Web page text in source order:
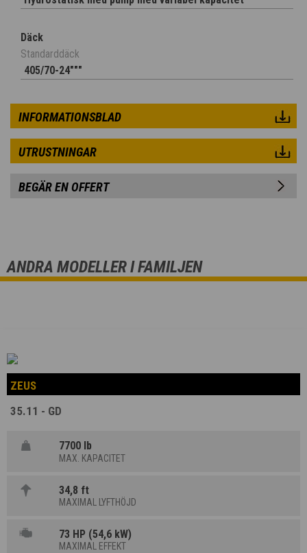
Däck
Standarddäck
405/70-24"""
INFORMATIONSBLAD
UTRUSTNINGAR
BEGÄR EN OFFERT
ANDRA MODELLER I FAMILJEN
ZEUS
35.11 - GD
7700 lb
MAX. KAPACITET
34,8 ft
MAXIMAL LYFTHÖJD
73 HP (54,6 kW)
MAXIMAL EFFEKT